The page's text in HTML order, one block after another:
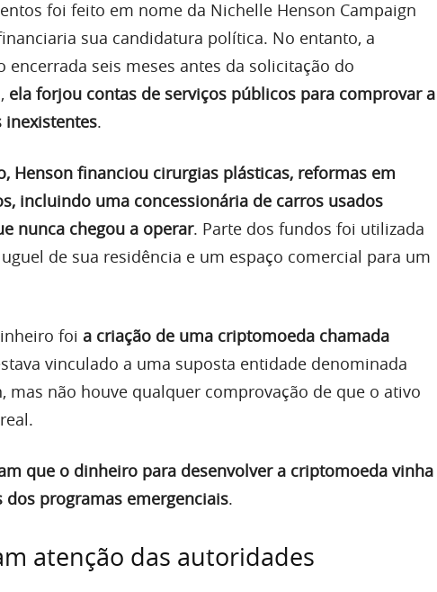
foi feito em nome da Nichelle Henson Campaign
sua candidatura política. No entanto, a
encerrada seis meses antes da solicitação do
ela forjou contas de serviços públicos para comprovar a
inexistentes.
Henson financiou cirurgias plásticas, reformas em
incluindo uma concessionária de carros usados
nunca chegou a operar. Parte dos fundos foi utilizada
de sua residência e um espaço comercial para um
foi a criação de uma criptomoeda chamada
vinculado a uma suposta entidade denominada
mas não houve qualquer comprovação de que o ativo
que o dinheiro para desenvolver a criptomoeda vinha
programas emergenciais.
atenção das autoridades